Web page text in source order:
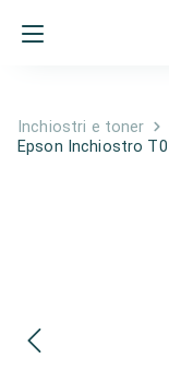
Inchiostri e toner
Epson Inchiostro